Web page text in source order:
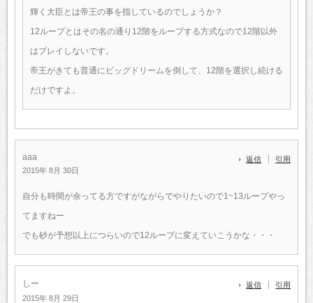
輝く大臣とは帝王の事を指しているのでしょうか？
12ループとはその名の通り12階をループする方式なので12階以外
はプレイしないです。
帝王がきても普通にビッグドリームを倒して、12階を選択し続ける
だけですよ。
aaa
2015年 8月 30日
返信 引用
自分も時間が余ってる方ですがながらでやりたいので1~13ループやっ
てますねー
でも砂が予想以上につらいので12ループに変えていこうかな・・・
しー
2015年 8月 29日
返信 引用